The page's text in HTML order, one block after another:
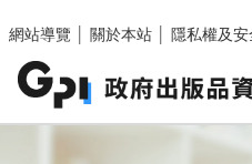
網站導覽
關於本站 隱私權及